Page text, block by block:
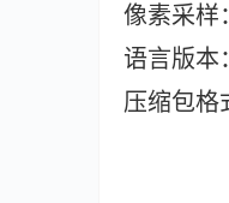
像素采
语言版本
压缩包格